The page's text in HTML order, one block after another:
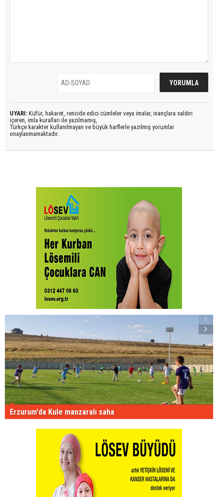
UYARI: Küfür, hakaret, rencide edici cümleler veya imalar, inançlara saldırı
içeren, imla kuralları ile yazılmamış,
Türkçe karakter kullanılmayan ve büyük harflerle yazılmış yorumlar
onaylanmamaktadır.
Erzurum'da Kule manzaralı saha